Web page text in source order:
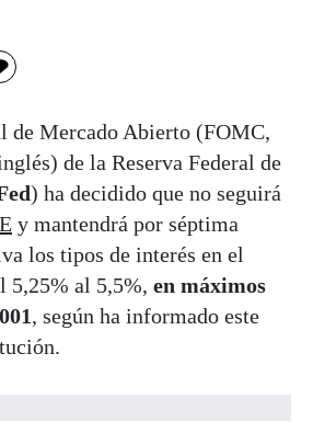
de Mercado Abierto (FOMC,
de la Reserva Federal de
) ha decidido que no seguirá
y mantendrá por séptima
los tipos de interés en el
5,25% al 5,5%, en máximos
, según ha informado este